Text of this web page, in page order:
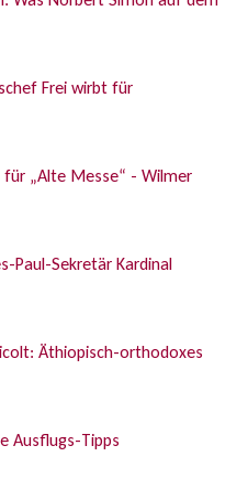
Frei wirbt für
„Alte Messe“ - Wilmer
Paul-Sekretär Kardinal
Äthiopisch-orthodoxes
Ausflugs-Tipps